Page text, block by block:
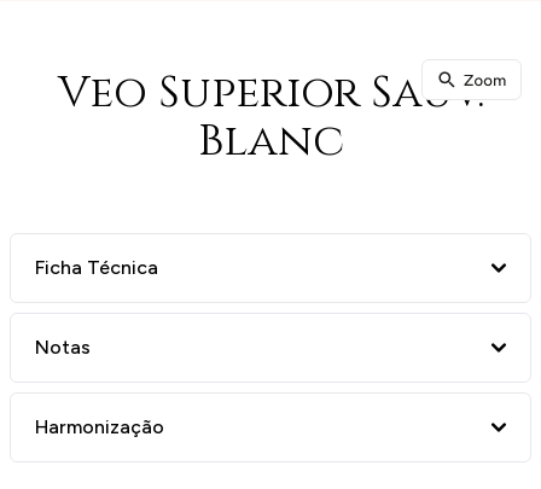
Veo Superior Sauv.
Blanc
Ficha Técnica
Notas
Harmonização